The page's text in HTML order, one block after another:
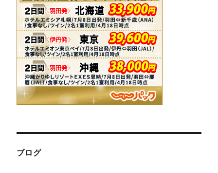
ブログ